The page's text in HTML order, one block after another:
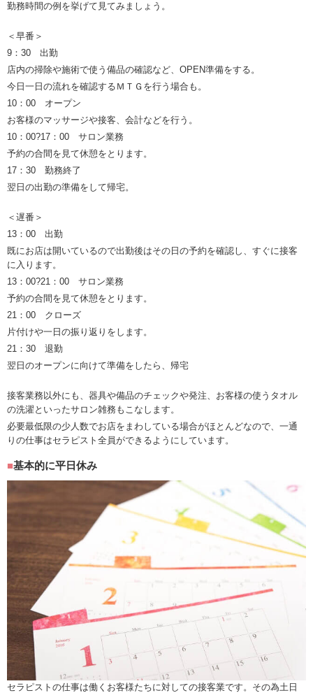
勤務時間の例を挙げて見てみましょう。
＜早番＞
9：30 出勤
店内の掃除や施術で使う備品の確認など、OPEN準備をする。
今日一日の流れを確認するＭＴＧを行う場合も。
10：00 オープン
お客様のマッサージや接客、会計などを行う。
10：00?17：00 サロン業務
予約の合間を見て休憩をとります。
17：30 勤務終了
翌日の出勤の準備をして帰宅。
＜遅番＞
13：00 出勤
既にお店は開いているので出勤後はその日の予約を確認し、すぐに接客
に入ります。
13：00?21：00 サロン業務
予約の合間を見て休憩をとります。
21：00 クローズ
片付けや一日の振り返りをします。
21：30 退勤
翌日のオープンに向けて準備をしたら、帰宅
接客業務以外にも、器具や備品のチェックや発注、お客様の使うタオル
の洗濯といったサロン雑務もこなします。
必要最低限の少人数でお店をまわしている場合がほとんどなので、一通
りの仕事はセラピスト全員ができるようにしています。
基本的に平日休み
セラピストの仕事は働くお客様たちに対しての接客業です。その為土日